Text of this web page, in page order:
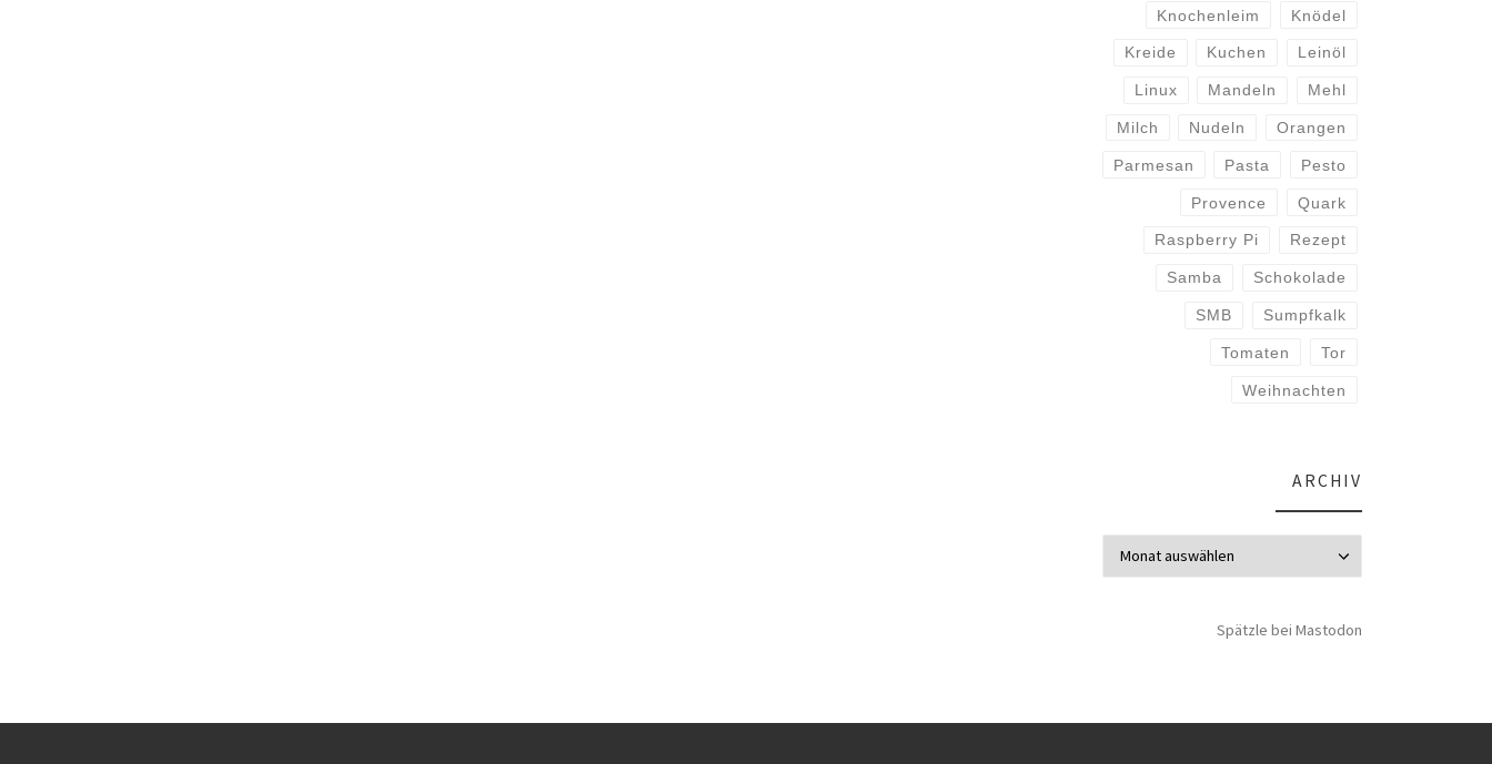
Knochenleim Knödel
Kreide Kuchen Leinöl
Linux Mandeln Mehl
Milch Nudeln Orangen
Parmesan Pasta Pesto
Provence Quark
Raspberry Pi Rezept
Samba Schokolade
SMB Sumpfkalk
Tomaten Tor
Weihnachten
ARCHIV
Spätzle bei Mastodon